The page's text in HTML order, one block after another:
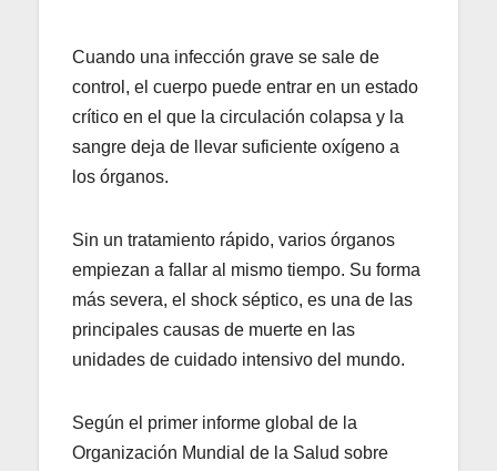
Cuando una infección grave se sale de
control, el cuerpo puede entrar en un estado
crítico en el que la circulación colapsa y la
sangre deja de llevar suficiente oxígeno a
los órganos.
Sin un tratamiento rápido, varios órganos
empiezan a fallar al mismo tiempo. Su forma
más severa, el shock séptico, es una de las
principales causas de muerte en las
unidades de cuidado intensivo del mundo.
Según el primer informe global de la
Organización Mundial de la Salud sobre